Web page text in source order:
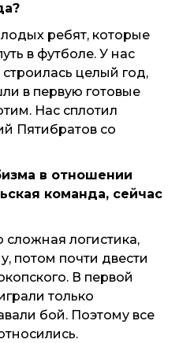
ребят, которые
в футболе. У нас
целый год,
в первую готовые
Нас сплотил
Пятибратов со
в отношении
команда, сейчас
сложная логистика,
потом почти двести
В первой
только
бой. Поэтому все